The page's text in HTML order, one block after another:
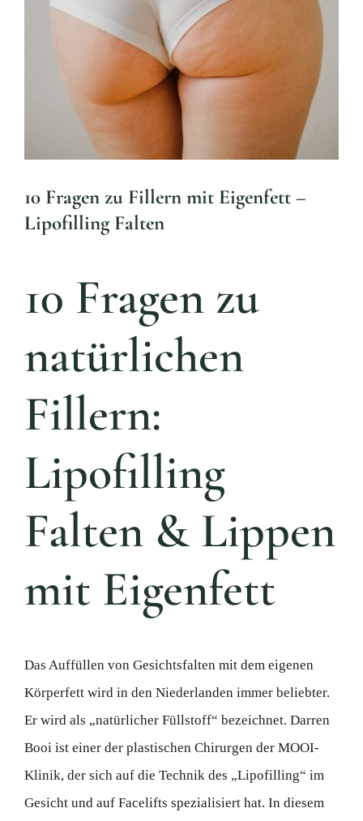
10 Fragen zu Fillern mit Eigenfett –
Lipofilling Falten
10 Fragen zu
natürlichen
Fillern:
Lipofilling
Falten & Lippen
mit Eigenfett
Das Auffüllen von Gesichtsfalten mit dem eigenen
Körperfett wird in den Niederlanden immer beliebter.
Er wird als „natürlicher Füllstoff“ bezeichnet. Darren
Booi ist einer der plastischen Chirurgen der MOOI-
Klinik, der sich auf die Technik des „Lipofilling“ im
Gesicht und auf Facelifts spezialisiert hat. In diesem